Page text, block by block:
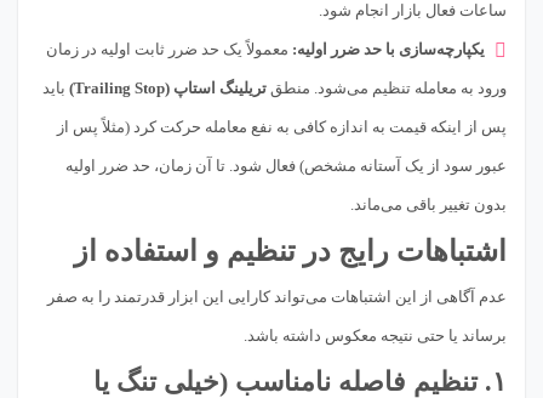
ساعات فعال بازار انجام شود.
یکپارچه‌سازی با حد ضرر اولیه: معمولاً یک حد ضرر ثابت اولیه در زمان
ورود به معامله تنظیم می‌شود. منطق تریلینگ استاپ (Trailing Stop) باید
پس از اینکه قیمت به اندازه کافی به نفع معامله حرکت کرد (مثلاً پس از
عبور سود از یک آستانه مشخص) فعال شود. تا آن زمان، حد ضرر اولیه
بدون تغییر باقی می‌ماند.
اشتباهات رایج در تنظیم و استفاده از
عدم آگاهی از این اشتباهات می‌تواند کارایی این ابزار قدرتمند را به صفر
برساند یا حتی نتیجه معکوس داشته باشد.
۱. تنظیم فاصله نامناسب (خیلی تنگ یا